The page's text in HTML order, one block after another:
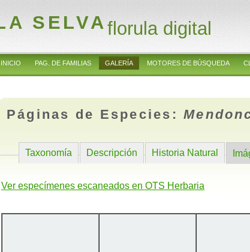
SELVAflorula digital
INICIO PAG. DE FAMILIAS GALERÍA MOTORES DE BÚSQUEDA
Páginas de Especies:
Taxonomía Descripción Historia Natural
Ver especímenes escaneados en OTS Herbaria